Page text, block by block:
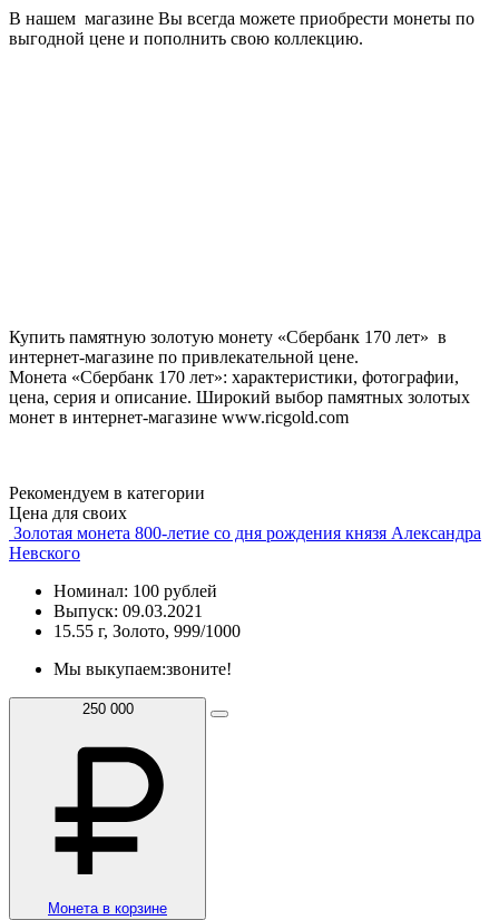
В нашем магазине Вы всегда можете приобрести монеты по
выгодной цене и пополнить свою коллекцию.
Купить памятную золотую монету «Сбербанк 170 лет» в
интернет-магазине по привлекательной цене.
Монета «Сбербанк 170 лет»: характеристики, фотографии,
цена, серия и описание. Широкий выбор памятных золотых
монет в интернет-магазине www.ricgold.com
Рекомендуем в категории
Цена для своих
Золотая монета 800-летие со дня рождения князя Александра
Невского
Номинал: 100 рублей
Выпуск: 09.03.2021
15.55 г, Золото, 999/1000
Мы выкупаем:звоните!
250 000
Монета в корзине